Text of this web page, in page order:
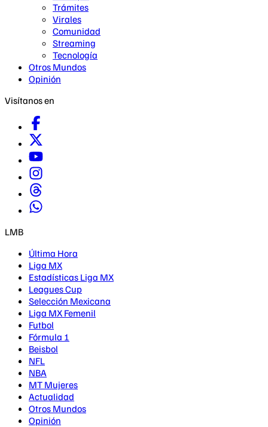
Trámites
Virales
Comunidad
Streaming
Tecnología
Otros Mundos
Opinión
Visítanos en
LMB
Última Hora
Liga MX
Estadísticas Liga MX
Leagues Cup
Selección Mexicana
Liga MX Femenil
Futbol
Fórmula 1
Beisbol
NFL
NBA
MT Mujeres
Actualidad
Otros Mundos
Opinión